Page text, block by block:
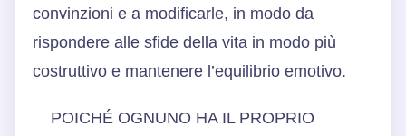
convinzioni e a modificarle, in modo da
rispondere alle sfide della vita in modo più
costruttivo e mantenere l’equilibrio emotivo.
POICHÉ OGNUNO HA IL PROPRIO